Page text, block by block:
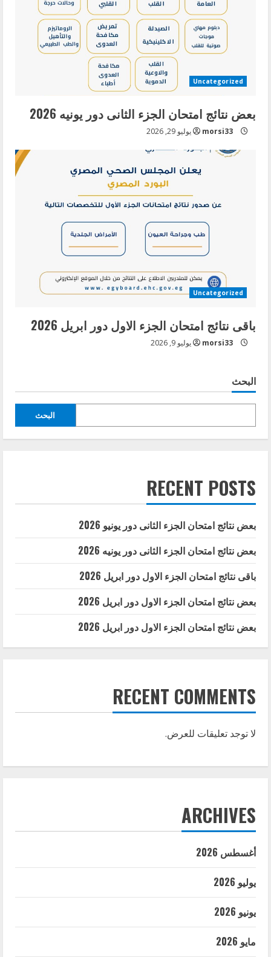
Uncategorized
بعض نتائج امتحان الجزء الثانى دور يونيه 2026
morsi33 يوليو 29, 2026
Uncategorized
باقى نتائج امتحان الجزء الاول دور ابريل 2026
morsi33 يوليو 9, 2026
البحث
البحث
RECENT POSTS
بعض نتائج امتحان الجزء الثانى دور يونيو 2026
بعض نتائج امتحان الجزء الثانى دور يونيه 2026
باقى نتائج امتحان الجزء الاول دور ابريل 2026
بعض نتائج امتحان الجزء الاول دور ابريل 2026
بعض نتائج امتحان الجزء الاول دور ابريل 2026
RECENT COMMENTS
لا توجد تعليقات للعرض.
ARCHIVES
أغسطس 2026
يوليو 2026
يونيو 2026
مايو 2026